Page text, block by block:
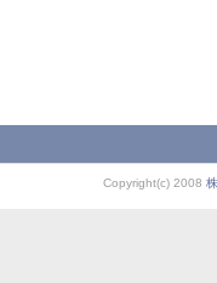
Copyright(c) 2008